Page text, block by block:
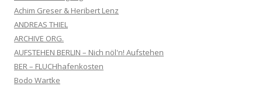
Achim Greser & Heribert Lenz
ANDREAS THIEL
ARCHIVE ORG.
AUFSTEHEN BERLIN – Nich nöl'n! Aufstehen
BER – FLUCHhafenkosten
Bodo Wartke